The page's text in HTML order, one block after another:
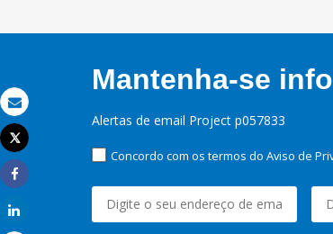
Email
Imprimir
Tweet
Share
Mantenha-se
Alertas de email Project p057833
Concordo com os termos do Aviso de